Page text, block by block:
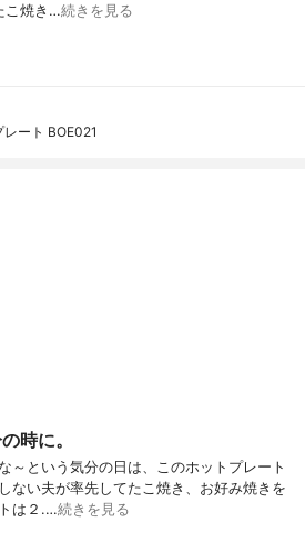
こ焼き…続きを見る
ート BOE021
時に。
～という気分の日は、このホットプレート
ない夫が率先してたこ焼き、お好み焼きを
は２.…続きを見る